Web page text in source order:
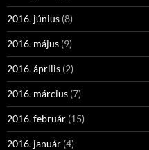
2016. június (8)
2016. május (9)
2016. április (2)
2016. március (7)
2016. február (15)
2016. január (4)